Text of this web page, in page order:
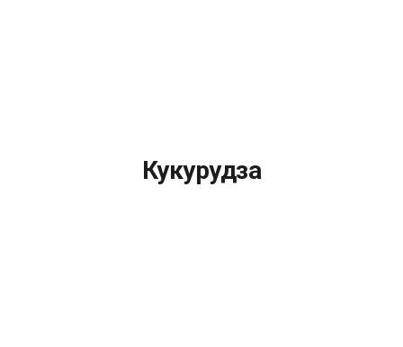
Кукурудза